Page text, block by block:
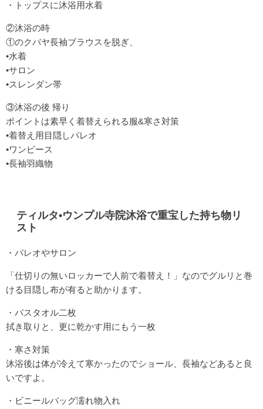
・トップスに沐浴用水着
②沐浴の時
①のクバヤ長袖ブラウスを脱ぎ、
•水着
•サロン
•スレンダン帯
③沐浴の後 帰り
ポイントは素早く着替えられる服&寒さ対策
•着替え用目隠しパレオ
•ワンピース
•長袖羽織物
ティルタ•ウンプル寺院沐浴で重宝した持ち物リ
スト
・パレオやサロン
「仕切りの無いロッカーで人前で着替え！」なのでグルリと巻
ける目隠し布が有ると助かります。
・バスタオル二枚
拭き取りと、更に乾かす用にもう一枚
・寒さ対策
沐浴後は体が冷えて寒かったのでショール、長袖などあると良
いですよ。
・ビニールバッグ濡れ物入れ